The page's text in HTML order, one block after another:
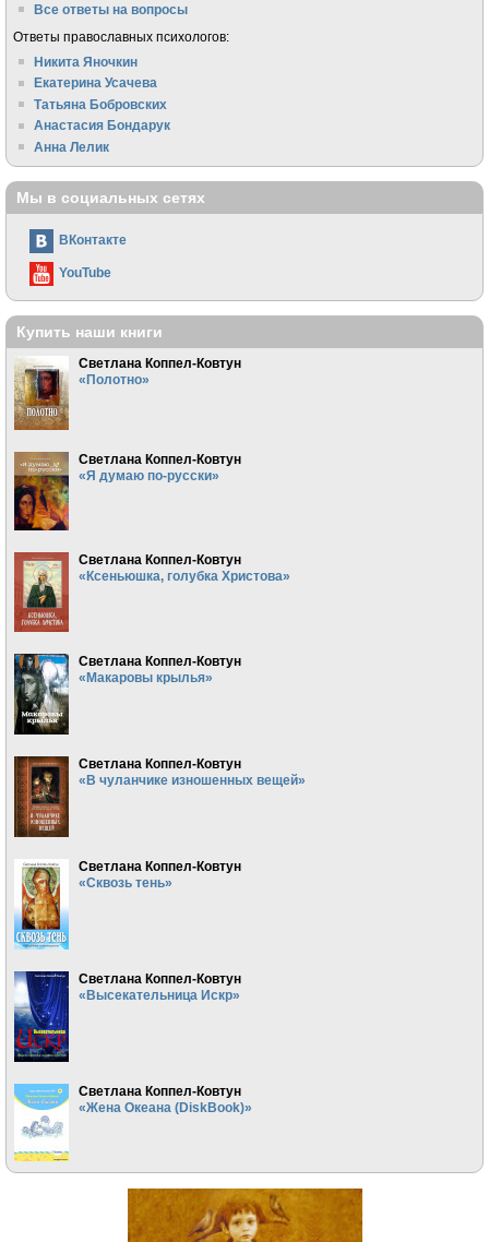
Все ответы на вопросы
Ответы православных психологов:
Никита Яночкин
Екатерина Усачева
Татьяна Бобровских
Анастасия Бондарук
Анна Лелик
Мы в социальных сетях
ВКонтакте
YouTube
Купить наши книги
Светлана Коппел-Ковтун
«Полотно»
Светлана Коппел-Ковтун
«Я думаю по-русски»
Светлана Коппел-Ковтун
«Ксеньюшка, голубка Христова»
Светлана Коппел-Ковтун
«Макаровы крылья»
Светлана Коппел-Ковтун
«В чуланчике изношенных вещей»
Светлана Коппел-Ковтун
«Сквозь тень»
Светлана Коппел-Ковтун
«Высекательница Искр»
Светлана Коппел-Ковтун
«Жена Океана (DiskBook)»